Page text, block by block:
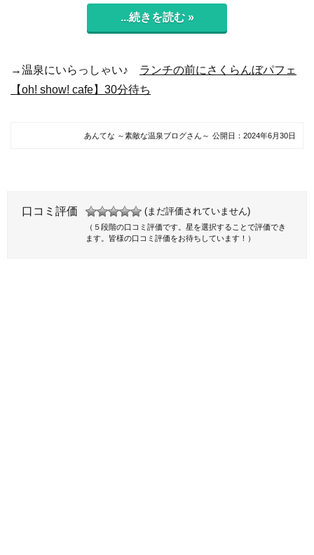
...続きを読む »
→温泉にいらっしゃい♪ ランチの前にさくらんぼパフェ
【oh! show! cafe】30分待ち
あんてな ～素敵な温泉ブログさん～ 公開日： 2024年6月30日
口コミ評価 (まだ評価されていません)
（５段階の口コミ評価です。星を選択することで評価でき
ます。皆様の口コミ評価をお待ちしています！）